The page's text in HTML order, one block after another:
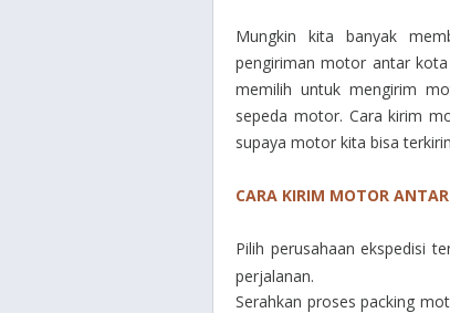
Mungkin kita banyak
pengiriman motor antar
memilih untuk mengirim
sepeda motor. Cara kirim
supaya motor kita bisa
CARA KIRIM MOTOR
Pilih perusahaan ekspedisi
perjalanan.
Serahkan proses packing